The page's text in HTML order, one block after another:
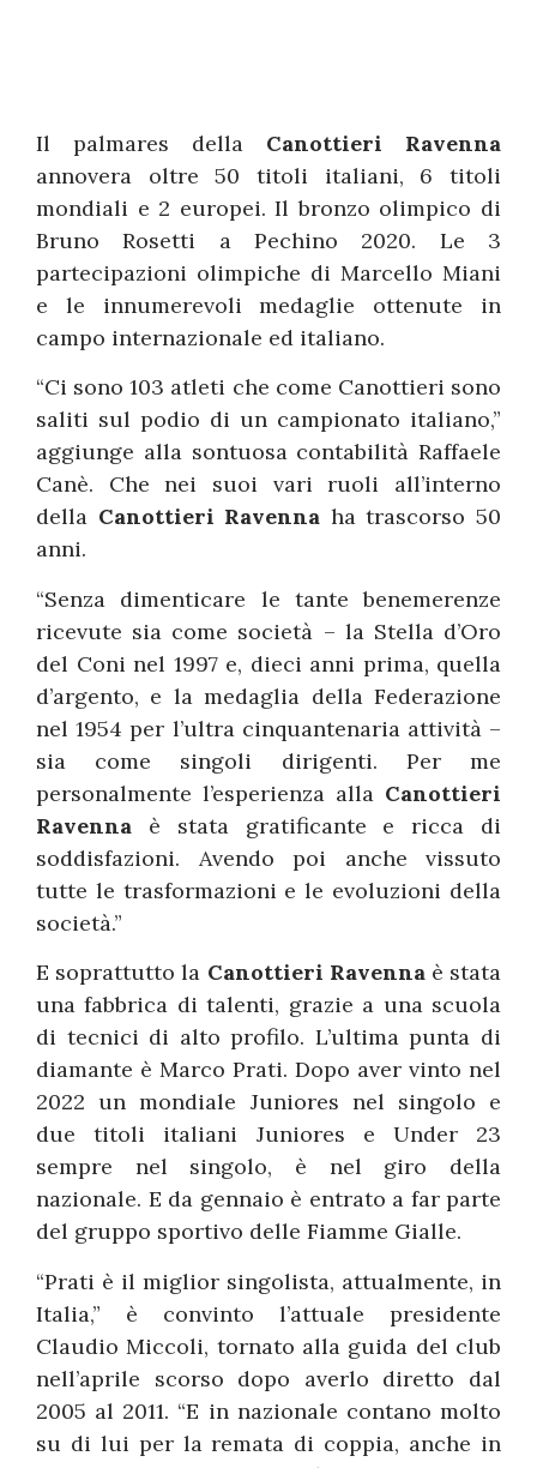
Il palmares della Canottieri Ravenna
annovera oltre 50 titoli italiani, 6 titoli
mondiali e 2 europei. Il bronzo olimpico di
Bruno Rosetti a Pechino 2020. Le 3
partecipazioni olimpiche di Marcello Miani
e le innumerevoli medaglie ottenute in
campo internazionale ed italiano.
“Ci sono 103 atleti che come Canottieri sono
saliti sul podio di un campionato italiano,”
aggiunge alla sontuosa contabilità Raffaele
Canè. Che nei suoi vari ruoli all’interno
della Canottieri Ravenna ha trascorso 50
anni.
“Senza dimenticare le tante benemerenze
ricevute sia come società – la Stella d’Oro
del Coni nel 1997 e, dieci anni prima, quella
d’argento, e la medaglia della Federazione
nel 1954 per l’ultra cinquantenaria attività –
sia come singoli dirigenti. Per me
personalmente l’esperienza alla Canottieri
Ravenna è stata gratificante e ricca di
soddisfazioni. Avendo poi anche vissuto
tutte le trasformazioni e le evoluzioni della
società.”
E soprattutto la Canottieri Ravennaè stata
una fabbrica di talenti, grazie a una scuola
di tecnici di alto profilo. L’ultima punta di
diamante è Marco Prati. Dopo aver vinto nel
2022 un mondiale Juniores nel singolo e
due titoli italiani Juniores e Under 23
sempre nel singolo, è nel giro della
nazionale. E da gennaio è entrato a far parte
del gruppo sportivo delle Fiamme Gialle.
“Prati è il miglior singolista, attualmente, in
Italia,” è convinto l’attuale presidente
Claudio Miccoli, tornato alla guida del club
nell’aprile scorso dopo averlo diretto dal
2005 al 2011. “E in nazionale contano molto
su di lui per la remata di coppia, anche in